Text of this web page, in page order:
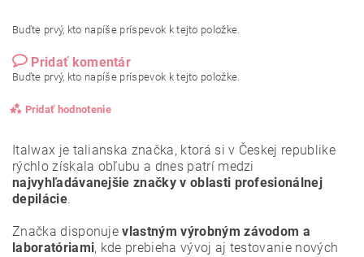
Buďte prvý, kto napíše príspevok k tejto položke.
Pridať komentár
Buďte prvý, kto napíše príspevok k tejto položke.
Pridať hodnotenie
Italwax je talianska značka, ktorá si v Českej republike
rýchlo získala obľubu a dnes patrí medzi
najvyhľadávanejšie značky v oblasti profesionálnej
depilácie.
Značka disponujevlastným výrobným závodom a
laboratóriami, kde prebieha vývoj aj testovanie nových